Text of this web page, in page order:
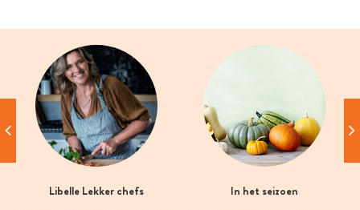
Libelle Lekker chefs In het seizoen